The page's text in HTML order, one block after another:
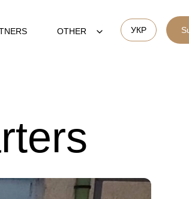
OTHER УКР